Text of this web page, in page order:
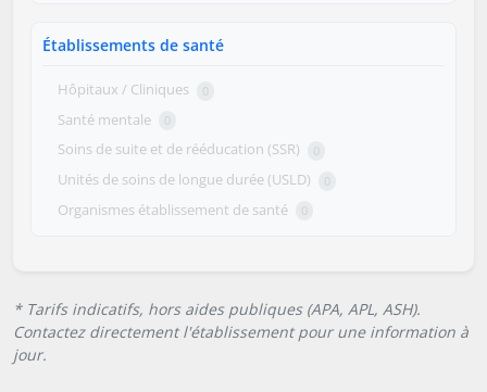
Établissements de santé
Hôpitaux / Cliniques 0
Santé mentale 0
Soins de suite et de rééducation (SSR) 0
Unités de soins de longue durée (USLD) 0
Organismes établissement de santé 0
* Tarifs indicatifs, hors aides publiques (APA, APL, ASH).
Contactez directement l'établissement pour une information à
jour.